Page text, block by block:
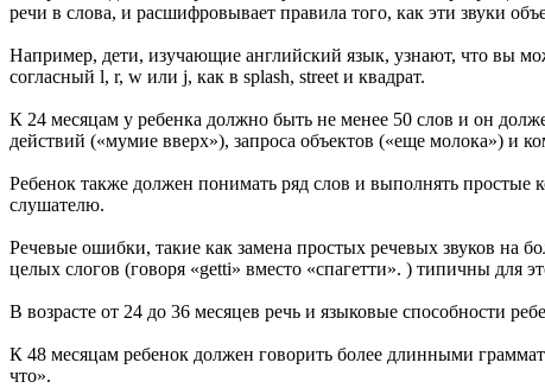
речи в слова, и расшифровывает правила того, как эти звуки
Например, дети, изучающие английский язык, узнают, что вы
согласный l, r, w или j, как в splash, street и квадрат.
К 24 месяцам у ребенка должно быть не менее 50 слов и он
действий («мумие вверх»), запроса объектов («еще молока») и
Ребенок также должен понимать ряд слов и выполнять
слушателю.
Речевые ошибки, такие как замена простых речевых звуков на
целых слогов (говоря «getti» вместо «спагетти». ) типичны для
В возрасте от 24 до 36 месяцев речь и языковые способности
К 48 месяцам ребенок должен говорить более длинными
что».